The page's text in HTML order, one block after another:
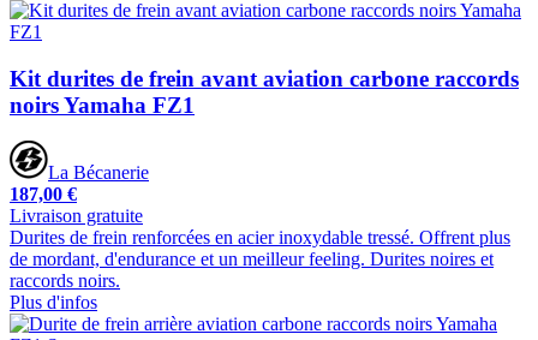
Kit durites de frein avant aviation carbone raccords
noirs Yamaha FZ1
La Bécanerie
187,00 €
Livraison gratuite
Durites de frein renforcées en acier inoxydable tressé. Offrent plus
de mordant, d'endurance et un meilleur feeling. Durites noires et
raccords noirs.
Plus d'infos